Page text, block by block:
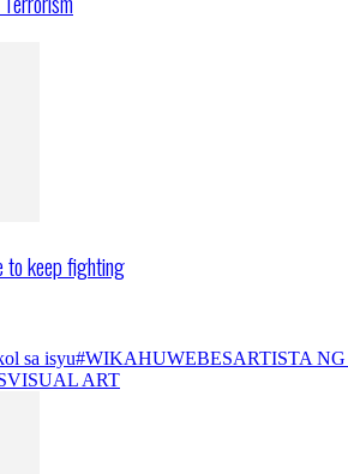
to keep fighting
sa isyu#WIKAHUWEBESARTISTA
VISUAL ART